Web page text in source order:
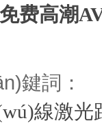
费高潮
鍵詞：
線激光